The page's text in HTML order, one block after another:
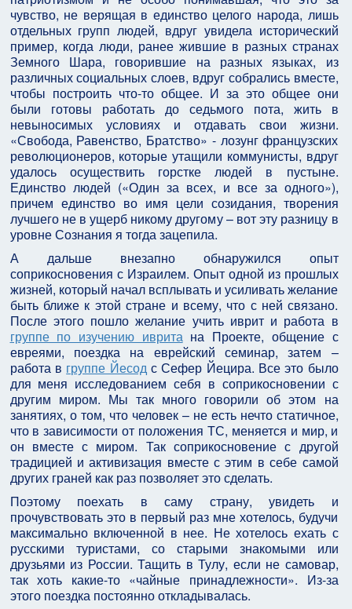
чувство, не верящая в единство целого народа, лишь
отдельных групп людей, вдруг увидела исторический
пример, когда люди, ранее жившие в разных странах
Земного Шара, говорившие на разных языках, из
различных социальных слоев, вдруг собрались вместе,
чтобы построить что-то общее. И за это общее они
были готовы работать до седьмого пота, жить в
невыносимых условиях и отдавать свои жизни.
«Свобода, Равенство, Братство» - лозунг французских
революционеров, которые утащили коммунисты, вдруг
удалось осуществить горстке людей в пустыне.
Единство людей («Один за всех, и все за одного»),
причем единство во имя цели созидания, творения
лучшего не в ущерб никому другому – вот эту разницу в
уровне Сознания я тогда зацепила.
А дальше внезапно обнаружился опыт
соприкосновения с Израилем. Опыт одной из прошлых
жизней, который начал всплывать и усиливать желание
быть ближе к этой стране и всему, что с ней связано.
После этого пошло желание учить иврит и работа в
группе по изучению ивритана Проекте, общение с
евреями, поездка на еврейский семинар, затем –
работа в группе Йесодс Сефер Йецира. Все это было
для меня исследованием себя в соприкосновении с
другим миром. Мы так много говорили об этом на
занятиях, о том, что человек – не есть нечто статичное,
что в зависимости от положения ТС, меняется и мир, и
он вместе с миром. Так соприкосновение с другой
традицией и активизация вместе с этим в себе самой
других граней как раз позволяет это сделать.
Поэтому поехать в саму страну, увидеть и
прочувствовать это в первый раз мне хотелось, будучи
максимально включенной в нее. Не хотелось ехать с
русскими туристами, со старыми знакомыми или
друзьями из России. Тащить в Тулу, если не самовар,
так хоть какие-то «чайные принадлежности». Из-за
этого поездка постоянно откладывалась.